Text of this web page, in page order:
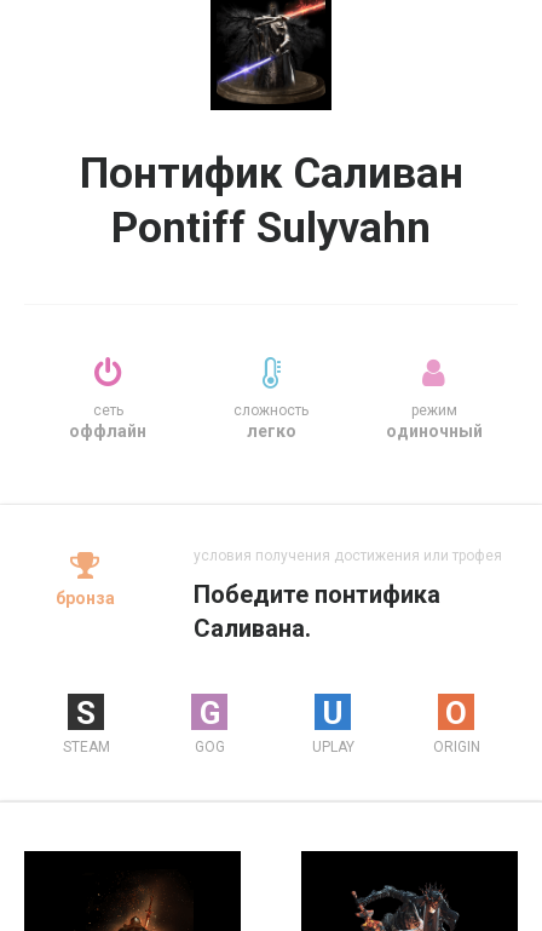
Понтифик Саливан
Pontiff Sulyvahn
сеть
оффлайн
сложность
легко
режим
одиночный
бронза
условия получения достижения или трофея
Победите понтифика
Саливана.
S
STEAM
G
GOG
U
UPLAY
O
ORIGIN